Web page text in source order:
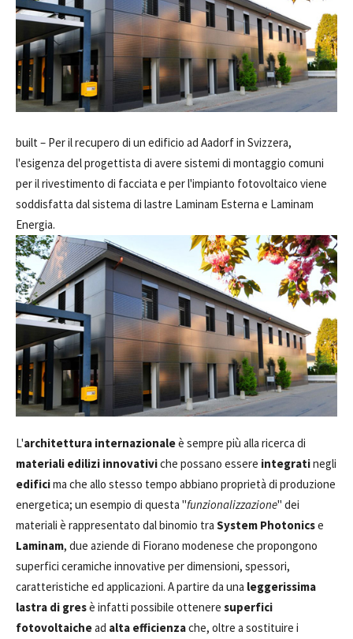
built – Per il recupero di un edificio ad Aadorf in Svizzera,
l'esigenza del progettista di avere sistemi di montaggio comuni
per il rivestimento di facciata e per l'impianto fotovoltaico viene
soddisfatta dal sistema di lastre Laminam Esterna e Laminam
Energia.
L'architettura internazionaleè sempre più alla ricerca di
materiali edilizi innovativiche possano essere integratinegli
edificima che allo stesso tempo abbiano proprietà di produzione
energetica; un esempio di questa "funzionalizzazione" dei
materiali è rappresentato dal binomio tra System Photonicse
Laminam, due aziende di Fiorano modenese che propongono
superfici ceramiche innovative per dimensioni, spessori,
caratteristiche ed applicazioni. A partire da una leggerissima
lastra di gresè infatti possibile ottenere superfici
fotovoltaichead alta efficienzache, oltre a sostituire i